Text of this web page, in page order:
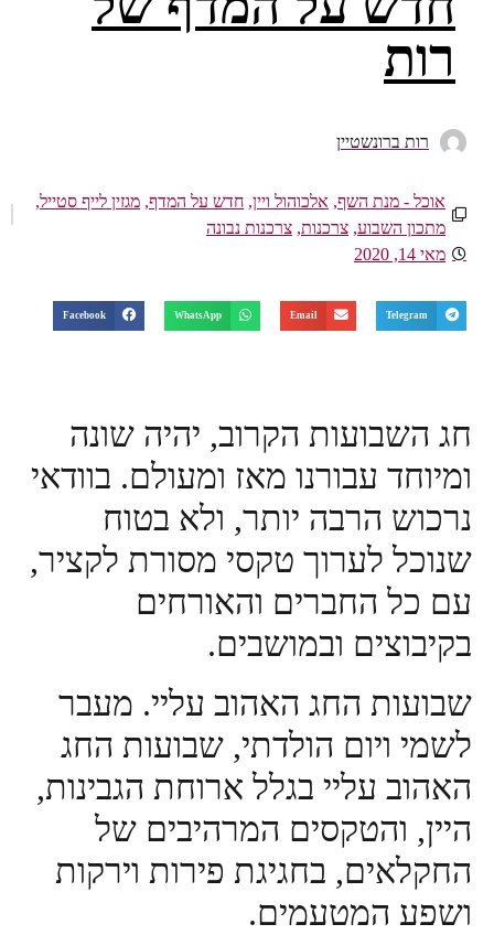
אלכוהול ויין,חדש על המדף,מגזין לייף סטייל,
צרכנות,צרכנות נבונה
Email
WhatsApp
Facebook
הקרוב, יהיה שונה
מאז ומעולם. בוודאי
יותר, ולא בטוח
טקסי מסורת לקציר,
והאורחים
ובמושבים.
האהוב עליי. מעבר
הולדתי, שבועות החג
בגלל ארוחת הגבינות,
המרהיבים של
בחגיגת פירות וירקות